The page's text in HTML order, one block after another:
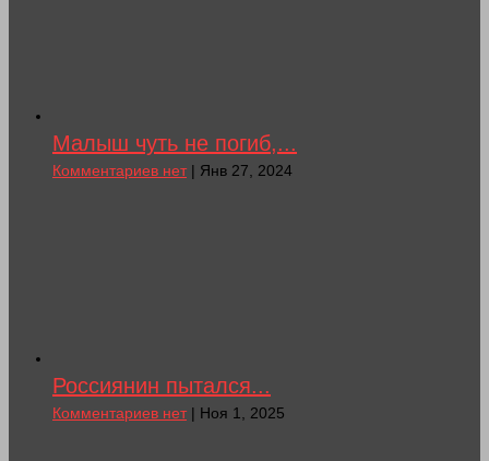
Малыш чуть не погиб,...
Комментариев нет| Янв 27, 2024
Россиянин пытался...
Комментариев нет| Ноя 1, 2025